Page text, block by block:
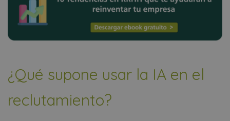
¿Qué supone usar la IA en el
reclutamiento?